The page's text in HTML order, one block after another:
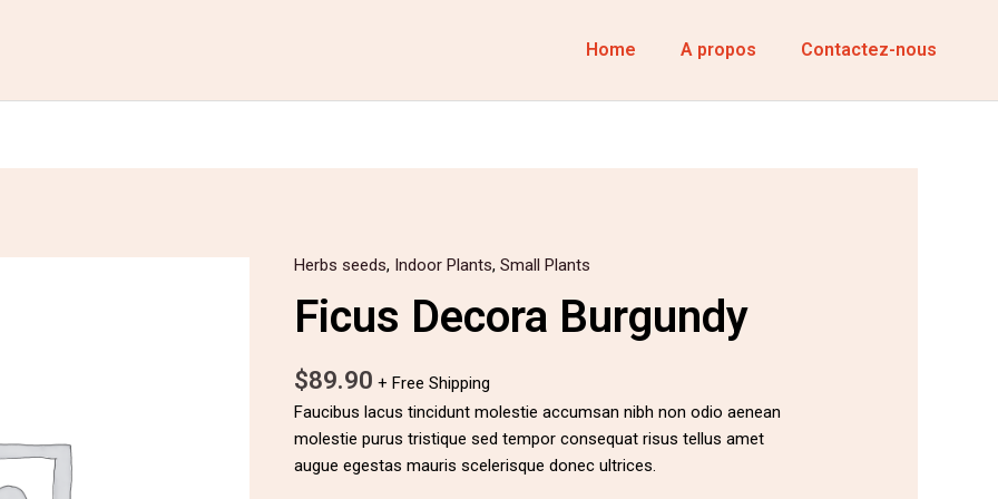
Home A propos Contactez-nous
Herbs seeds, Indoor Plants, Small Plants
Ficus Decora Burgundy
$89.90 + Free Shipping
Faucibus lacus tincidunt molestie accumsan nibh non odio aenean
molestie purus tristique sed tempor consequat risus tellus amet
augue egestas mauris scelerisque donec ultrices.
quantité
de
Ficus
Burgundy